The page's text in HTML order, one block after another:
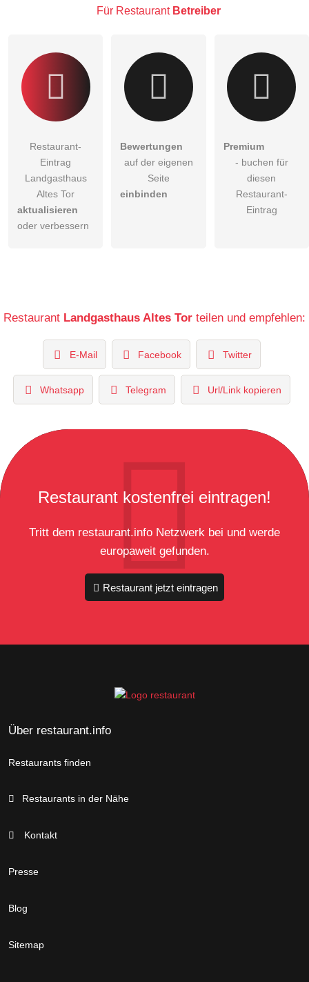
Restaurant-Eintrag zu stellen.
Für Restaurant Betreiber
Restaurant-
Eintrag
Landgasthaus
Altes Tor
aktualisieren
oder verbessern
Bewertungen
auf der eigenen
Seite
einbinden
Premium
- buchen für
diesen
Restaurant-
Eintrag
Restaurant Landgasthaus Altes Tor teilen und empfehlen:
E-Mail Facebook Twitter
Whatsapp Telegram Url/Link kopieren
Restaurant kostenfrei eintragen!
Tritt dem restaurant.info Netzwerk bei und werde
europaweit gefunden.
Restaurant jetzt eintragen
Über restaurant.info
Restaurants finden
Restaurants in der Nähe
Kontakt
Presse
Blog
Sitemap